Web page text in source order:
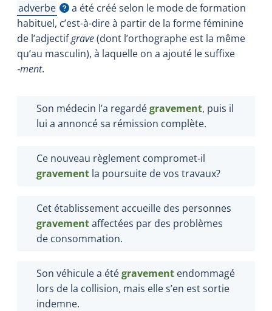
adverbe
Afficher l'infobullea été créé selon le mode de formation
habituel, c’est-à-dire à partir de la forme féminine
de l’adjectifgrave(dont l’orthographe est la même
qu’au masculin), à laquelle on a ajouté le suffixe
‑ment.
Son médecin l’a regardégravement, puis il
lui a annoncé sa rémission complète.
Ce nouveau règlement compromet-il
gravement la poursuite de vos travaux?
Cet établissement accueille des personnes
gravementaffectées par des problèmes
de consommation.
Son véhicule a étégravement endommagé
lors de la collision, mais elle s’en est sortie
indemne.